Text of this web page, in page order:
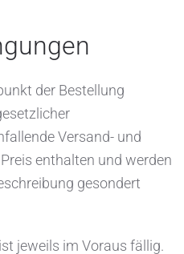
der Bestellung
Versand- und
enthalten und werden
gesondert
jeweils im Voraus fällig.